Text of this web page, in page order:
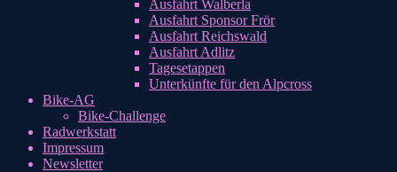
Ausfahrt Walberla
Ausfahrt Sponsor Frör
Ausfahrt Reichswald
Ausfahrt Adlitz
Tagesetappen
Unterkünfte für den Alpcross
Bike-AG
Bike-Challenge
Radwerkstatt
Impressum
Newsletter